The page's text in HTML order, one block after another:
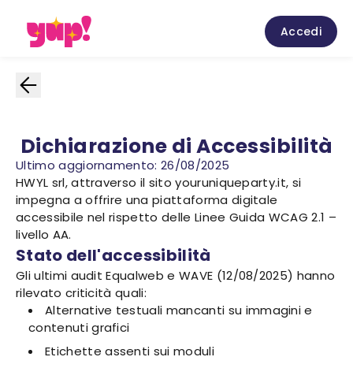
Accedi
Dichiarazione di Accessibilità
Ultimo aggiornamento: 26/08/2025
HWYL srl, attraverso il sito youruniqueparty.it, si
impegna a offrire una piattaforma digitale
accessibile nel rispetto delle Linee Guida WCAG 2.1 –
livello AA.
Stato dell'accessibilità
Gli ultimi audit Equalweb e WAVE (12/08/2025) hanno
rilevato criticità quali:
Alternative testuali mancanti su immagini e
contenuti grafici
Etichette assenti sui moduli